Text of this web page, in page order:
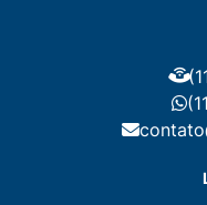
Instalação Elétrica
Instalações
Instalações
Instalador de
Instalador de Placa
Instalador